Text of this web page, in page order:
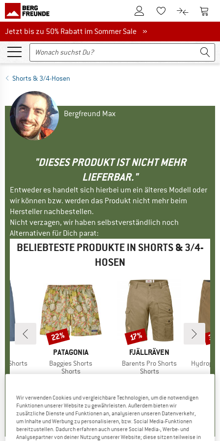
Zum KundenkontoZum Merkzettel.
Zum Zum
Jetzt bis zu 50% Rabatt im Sommer Sale
Jetzt bis zu 50% Rabatt im Sommer Sale »
Shorts & 3/4-Hosen
Bergfreund Max
"DIESES PRODUKT IST NICHT MEHR
LIEFERBAR."
Entweder es handelt sich hierbei um ein älteres Modell oder
wir können bzw. werden das Produkt nicht mehr beim
Hersteller nachbestellen.
Nicht verzagen, wir haben selbstverständlich noch
Alternativen für Dich parat:
BELIEBTESTE PRODUKTE IN SHORTS & 3/4-
HOSEN
Shorts
)
MARKE
PATAGONIA
Artikel
Baggies Shorts
Produktgruppe
Shorts
4,8(9)
Rabatt
22%
MARKE
FJÄLLRÄVEN
Artikel
Barents Pro Shorts
Produktgruppe
Shorts
4,9(101)
Rabatt
17%
Artikel
Hydropeak
Wir verwenden Cookies und vergleichbare Technologien, um die notwendigen
Funktionen unserer Website zu gewährleisten. Außerdem bieten wir
zusätzliche Dienste und Funktionen an, analysieren unseren Datenverkehr,
um Inhalte und Werbung zu personalisieren, bzw. Social Media-Funktionen
bereitzustellen. Dadurch erfahren auch unsere Social Media-, Werbe- und
Analysepartner von deiner Nutzung unserer Website; diese sitzen teilweise in